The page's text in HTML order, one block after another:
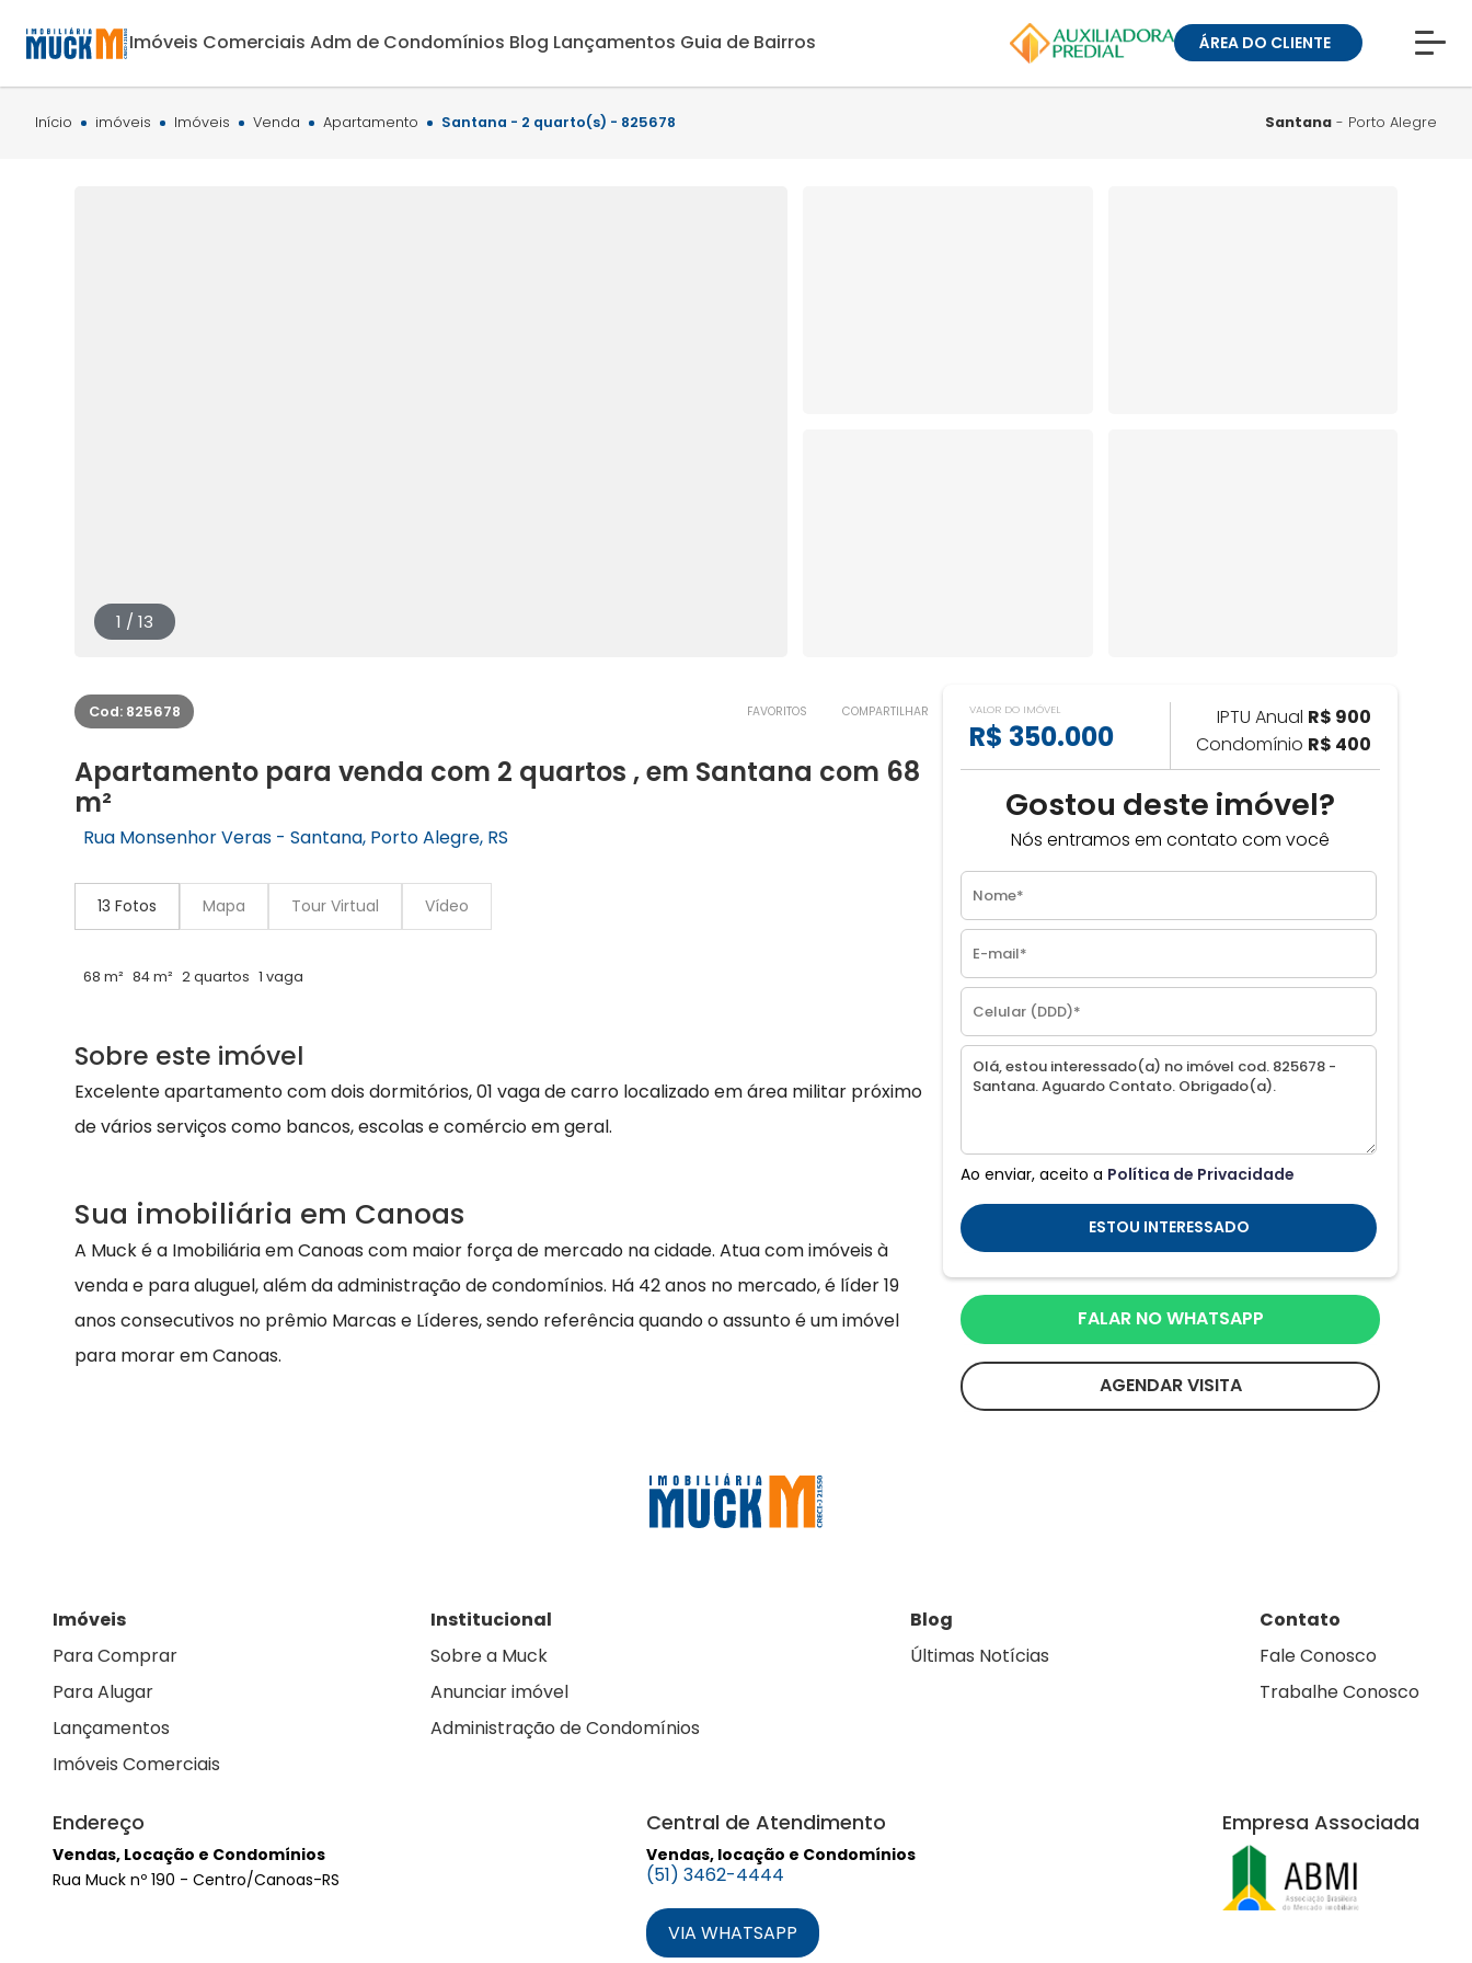
Imóveis Comerciais Adm de Condomínios Blog Lançamentos Guia de Bairros ÁREA DO CLIENTE
CONHEÇA A MUCK
BLOG
TRABALHE CONOSCO
Início imóveis Imóveis Venda Apartamento Santana - 2 quarto(s) - 825678 Santana - Porto Alegre
1 / 13
Cod: 825678 FAVORITOS COMPARTILHAR
Apartamento para venda com 2 quartos , em Santana com 68
m²
Rua Monsenhor Veras - Santana, Porto Alegre, RS
13 Fotos Mapa Tour Virtual Vídeo
68 m² 84 m² 2 quartos 1 vaga
Sobre este imóvel
Excelente apartamento com dois dormitórios, 01 vaga de carro localizado em área militar próximo
de vários serviços como bancos, escolas e comércio em geral.
Sua imobiliária em Canoas
A Muck é a Imobiliária em Canoas com maior força de mercado na cidade. Atua com imóveis à
venda e para aluguel, além da administração de condomínios. Há 42 anos no mercado, é líder 19
anos consecutivos no prêmio Marcas e Líderes, sendo referência quando o assunto é um imóvel
para morar em Canoas.
VALOR DO IMÓVEL
R$ 350.000
IPTU Anual R$ 900
Condomínio R$ 400
Gostou deste imóvel?
Nós entramos em contato com você
Ao enviar, aceito a Política de Privacidade
ESTOU INTERESSADO
FALAR NO WHATSAPP
AGENDAR VISITA
Imóveis
Para Comprar
Para Alugar
Lançamentos
Imóveis Comerciais
Institucional
Sobre a Muck
Anunciar imóvel
Administração de Condomínios
Blog
Últimas Notícias
Contato
Fale Conosco
Trabalhe Conosco
Endereço
Vendas, Locação e Condomínios
Rua Muck nº 190 - Centro/Canoas-RS
Central de Atendimento
Vendas, locação e Condomínios
(51) 3462-4444
VIA WHATSAPP
Empresa Associada